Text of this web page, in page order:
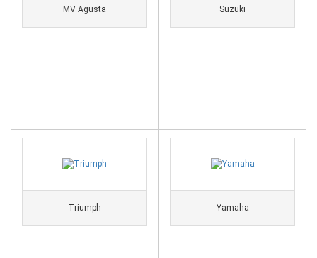
MV Agusta Suzuki
Triumph Yamaha